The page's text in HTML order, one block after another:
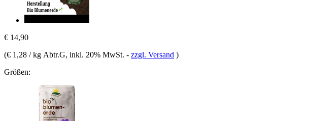
€ 14,90
(€ 1,28 / kg Abtr.G, inkl. 20% MwSt. - zzgl. Versand )
Größen: